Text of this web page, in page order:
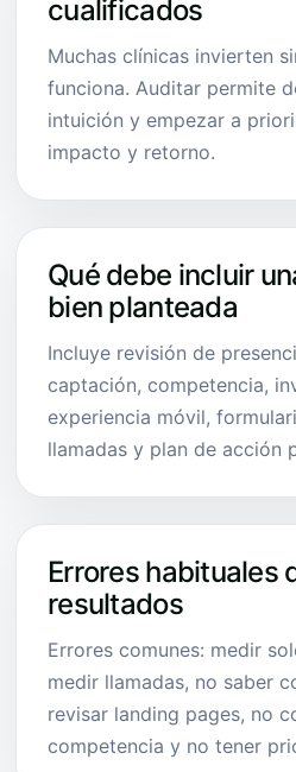
cualificados
Muchas clínicas invierten
funciona. Auditar permite
intuición y empezar a
impacto y retorno.
Qué debe incluir
bien planteada
Incluye revisión de
captación, competencia,
experiencia móvil,
llamadas y plan de acción
Errores habituales
resultados
Errores comunes: medir
medir llamadas, no saber
revisar landing pages, no
competencia y no tener